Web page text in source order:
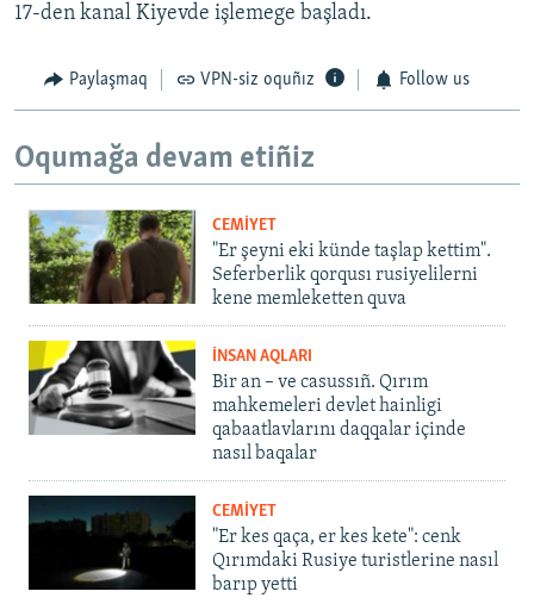
17-den kanal Kiyevde işlemege başladı.
Paylaşmaq VPN-siz oquñız Follow us
Oqumağa devam etiñiz
CEMİYET
"Er şeyni eki künde taşlap kettim".
Seferberlik qorqusı rusiyelilerni
kene memleketten quva
İNSAN AQLARI
Bir an – ve casussıñ. Qırım
mahkemeleri devlet hainligi
qabaatlavlarını daqqalar içinde
nasıl baqalar
CEMİYET
"Er kes qaça, er kes kete": cenk
Qırımdaki Rusiye turistlerine nasıl
barıp yetti